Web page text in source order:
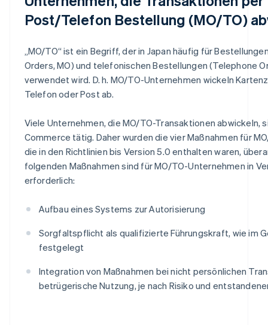
Post/Telefon Bestellung (MO/TO)
„MO/TO“ ist ein Begriff, der in Japan häufig für
Orders, MO) und telefonischen Bestellungen (Telephone
verwendet wird. D. h. MO/TO-Unternehmen wickeln
Telefon oder Post ab.
Viele Unternehmen, die MO/TO-Transaktionen abwickeln,
Commerce tätig. Daher wurden die vier Maßnahmen für
die in den Richtlinien bis Version 5.0 enthalten waren,
folgenden Maßnahmen sind für MO/TO-Unternehmen in
erforderlich:
Aufbau eines Systems zur Autorisierung
Sorgfaltspflicht als qualifizierte Führungskraft, wie im
festgelegt
Integration von Maßnahmen bei nicht persönlichen
betrügerische Nutzung, je nach Risiko und